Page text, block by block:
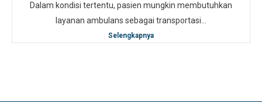
Dalam kondisi tertentu, pasien mungkin membutuhkan
layanan ambulans sebagai transportasi...
Selengkapnya